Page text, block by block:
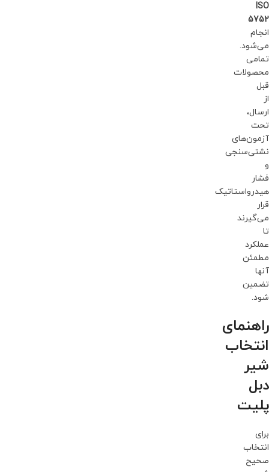
ISO
5752
انجام
می‌شود.
تمامی
محصولات
قبل
از
ارسال،
تحت
آزمون‌های
نشتی‌سنجی
و
فشار
هیدرواستاتیک
قرار
می‌گیرند
تا
عملکرد
مطمئن
آنها
تضمین
شود.
راهنمای
انتخاب
شیر
دبل
پلیت
برای
انتخاب
صحیح